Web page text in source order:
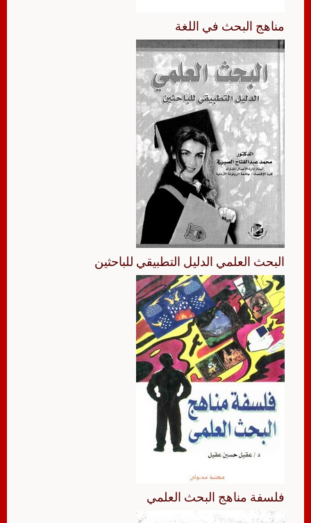
مناهج البحث في اللغة
البحث العلمي الدليل التطبيقي للباحثين
فلسفة مناهج البحث العلمي